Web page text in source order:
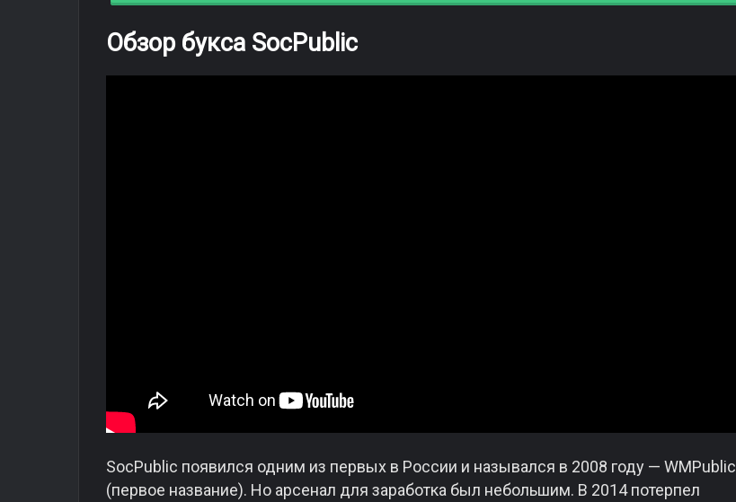
Обзор букса SocPublic
SocPublic появился одним из первых в России и назывался в 2008 году — WMPublic
(первое название). Но арсенал для заработка был небольшим. В 2014 потерпел